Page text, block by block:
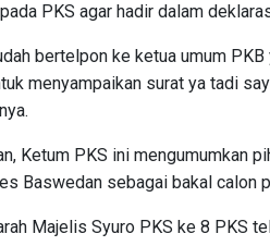
PKS agar hadir dalam
bertelpon ke ketua umum
menyampaikan surat ya tadi
Ketum PKS ini mengumumkan
Baswedan sebagai bakal calon
Majelis Syuro PKS ke 8 PKS